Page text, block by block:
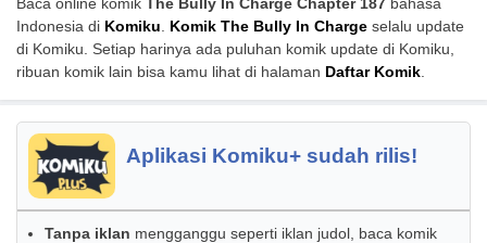
Baca online komik The Bully In Charge Chapter 187 bahasa
Indonesia di Komiku. Komik The Bully In Charge selalu update
di Komiku. Setiap harinya ada puluhan komik update di Komiku,
ribuan komik lain bisa kamu lihat di halaman Daftar Komik.
Aplikasi Komiku+ sudah rilis!
Tanpa iklan mengganggu seperti iklan judol, baca komik